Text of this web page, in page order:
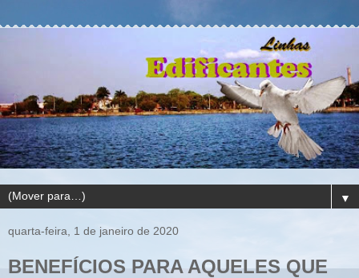
▼
quarta-feira, 1 de janeiro de 2020
BENEFÍCIOS PARA AQUELES QUE